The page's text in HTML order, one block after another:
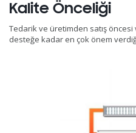
Kalite Önceliği
Tedarik ve üretimden satış öncesi
desteğe kadar en çok önem